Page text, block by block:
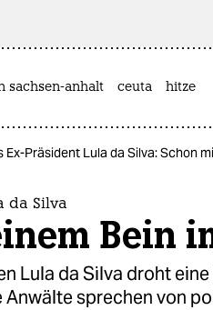
sachsen-anhalt ceuta hitze
Ex-Präsident Lula da Silva: Schon
da Silva
Bein
Lula da Silva droht
sprechen von